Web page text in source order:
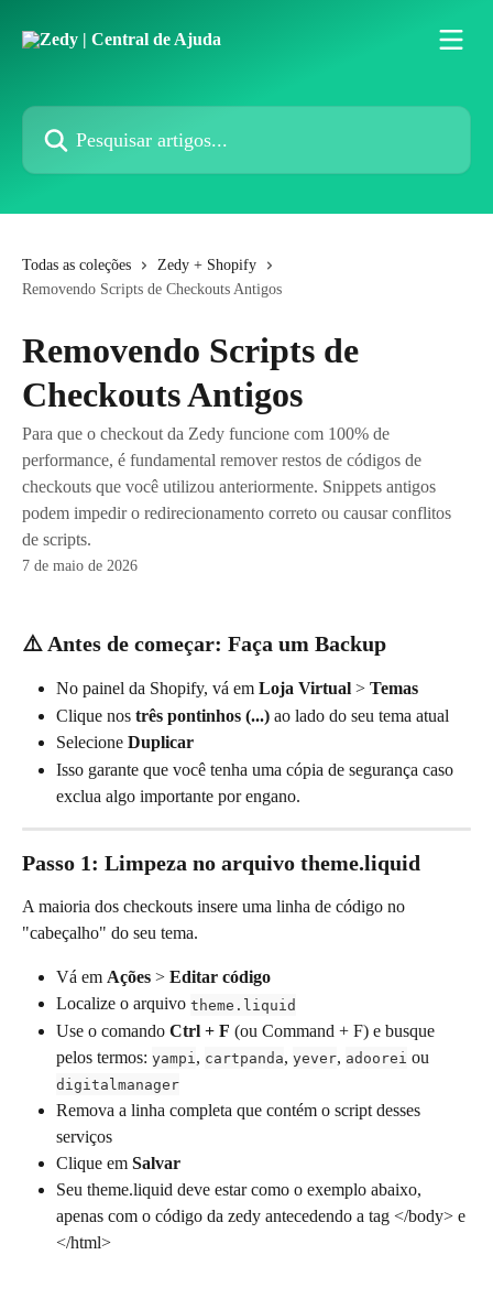
Pesquisar artigos...
Todas as coleções
Zedy + Shopify
Removendo Scripts de Checkouts Antigos
Removendo Scripts de
Checkouts Antigos
Para que o checkout da Zedy funcione com 100% de
performance, é fundamental remover restos de códigos de
checkouts que você utilizou anteriormente. Snippets antigos
podem impedir o redirecionamento correto ou causar conflitos
de scripts.
7 de maio de 2026
⚠️ Antes de começar: Faça um Backup
No painel da Shopify, vá em Loja Virtual > Temas
Clique nos três pontinhos (...) ao lado do seu tema atual
Selecione Duplicar
Isso garante que você tenha uma cópia de segurança caso
exclua algo importante por engano.
Passo 1: Limpeza no arquivo theme.liquid
A maioria dos checkouts insere uma linha de código no
"cabeçalho" do seu tema.
Vá em Ações > Editar código
Localize o arquivo theme.liquid
Use o comando Ctrl + F (ou Command + F) e busque
pelos termos: yampi , cartpanda, yever, adoorei ou
digitalmanager
Remova a linha completa que contém o script desses
serviços
Clique em Salvar
Seu theme.liquid deve estar como o exemplo abaixo,
apenas com o código da zedy antecedendo a tag </body> e
</html>